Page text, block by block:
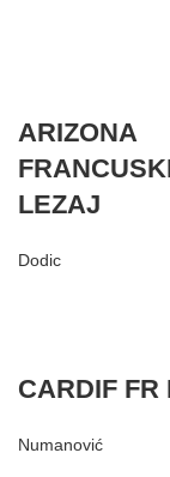
ARIZONA
LEZAJ
Dodic
CARDIF FR
Numanović